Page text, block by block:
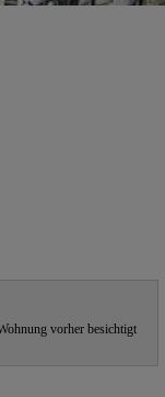
vorher besichtigt